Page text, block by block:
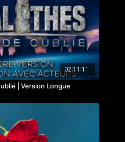
indiquent un état
à celui des bâtisseurs de
Howard Crowhurst cherche à
y trouver des mêmes
: une géométrie à base de
cardinales, liée à la
les angles des levers et des
des solstices.
02:11:11
| Version Longue